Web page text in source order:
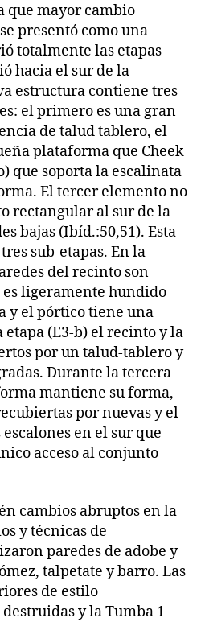
que mayor cambio
presentó como una
totalmente las etapas
hacia el sur de la
estructura contiene tres
el primero es una gran
de talud tablero, el
plataforma que Cheek
que soporta la escalinata
El tercer elemento no
rectangular al sur de la
bajas (Ibíd.:50,51). Esta
sub-etapas. En la
del recinto son
ligeramente hundido
y el pórtico tiene una
etapa (E3-b) el recinto y la
por un talud-tablero y
Durante la tercera
mantiene su forma,
por nuevas y el
en el sur que
acceso al conjunto
cambios abruptos en la
y técnicas de
paredes de adobe y
talpetate y barro. Las
de estilo
y la Tumba 1